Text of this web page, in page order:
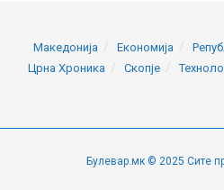
Македонија Економија
Црна Хроника
Скопје
Булевар.мк © 2025 Сите